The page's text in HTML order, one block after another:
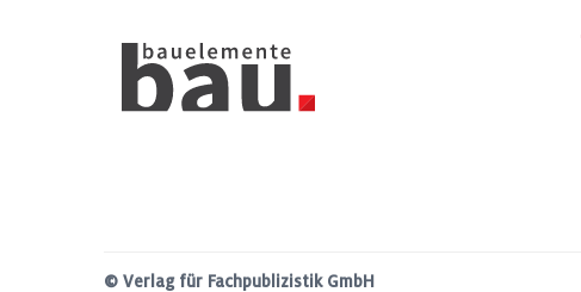
© Verlag für Fachpublizistik GmbH